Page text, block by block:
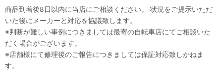
商品到着後8日以内に当店にご相談ください。 状況をご提示いただ
いた後にメーカーと対応を協議致します。
※判断が難しい事例につきましては最寄の自転車店にてご相談いた
だく場合がございます。
※店舗様にて修理後のご報告につきましては保証対応致しかねま
す。